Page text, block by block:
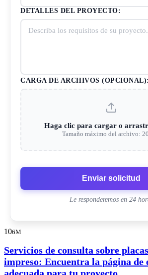
DETALLES DEL PROYECTO:
CARGA DE ARCHIVOS (OPCIONAL):
Haga clic para cargar o
Tamaño máximo del archivo:
Enviar solicitud
Le responderemos en 24
106M
Servicios de consulta sobre
impreso: Encuentra la página de